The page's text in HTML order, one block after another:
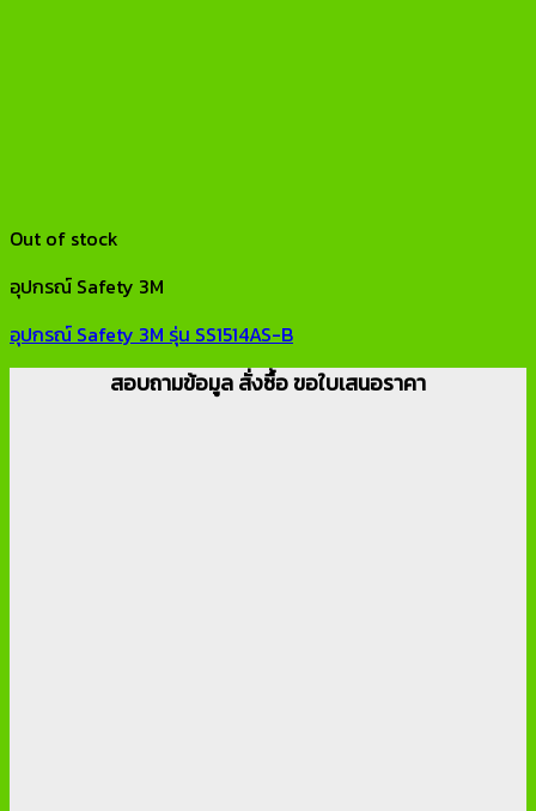
Out of stock
อุปกรณ์ Safety 3M
อุปกรณ์ Safety 3M รุ่น SS1514AS-B
สอบถามข้อมูล สั่งซื้อ ขอใบเสนอราคา